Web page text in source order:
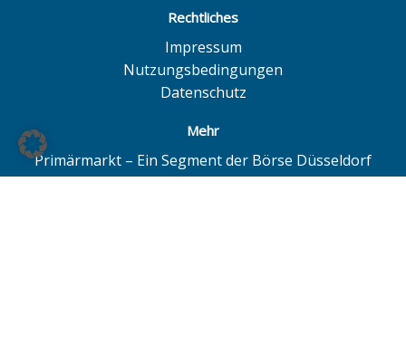
Rechtliches
Impressum
Nutzungsbedingungen
Datenschutz
Mehr
Primärmarkt – Ein Segment der Börse Düsseldorf
Quotrix – Ein System der Börse Düsseldorf